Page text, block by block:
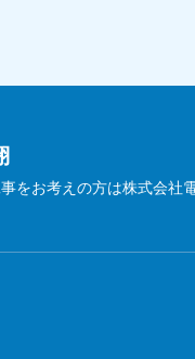
をお考えの方は株式会社